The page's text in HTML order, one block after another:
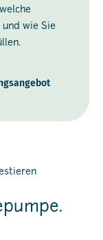
und wie Sie